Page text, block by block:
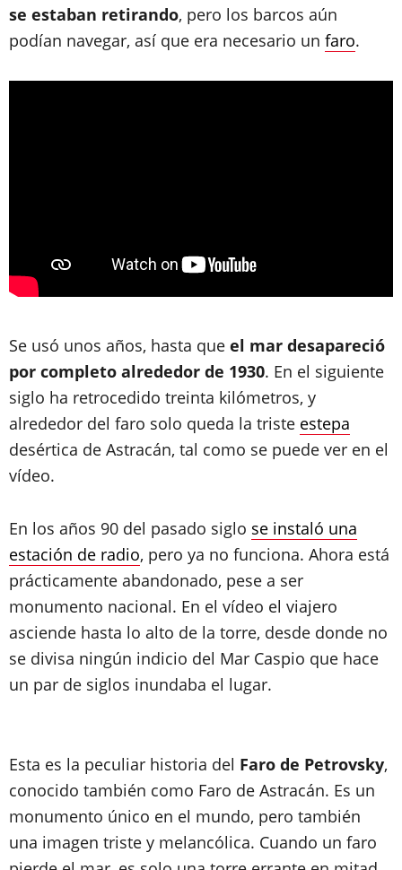
se estaban retirando, pero los barcos aún
podían navegar, así que era necesario un faro.
Se usó unos años, hasta que el mar desapareció
por completo alrededor de 1930. En el siguiente
siglo ha retrocedido treinta kilómetros, y
alrededor del faro solo queda la triste estepa
desértica de Astracán, tal como se puede ver en el
vídeo.
En los años 90 del pasado siglo se instaló una
estación de radio, pero ya no funciona. Ahora está
prácticamente abandonado, pese a ser
monumento nacional. En el vídeo el viajero
asciende hasta lo alto de la torre, desde donde no
se divisa ningún indicio del Mar Caspio que hace
un par de siglos inundaba el lugar.
Esta es la peculiar historia del Faro de Petrovsky,
conocido también como Faro de Astracán. Es un
monumento único en el mundo, pero también
una imagen triste y melancólica. Cuando un faro